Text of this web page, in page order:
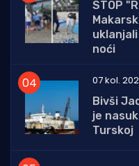
STOP
noći
07 kol.
Bivši
je
Turskoj